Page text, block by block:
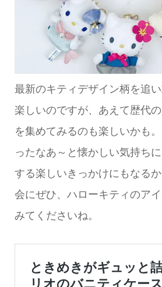
最新のキティデザイン柄を追
楽しいのですが、あえて歴代
を集めてみるのも楽しいかも
ったなあ～と懐かしい気持ち
する楽しいきっかけにもなる
会にぜひ、ハローキティのア
みてくださいね。